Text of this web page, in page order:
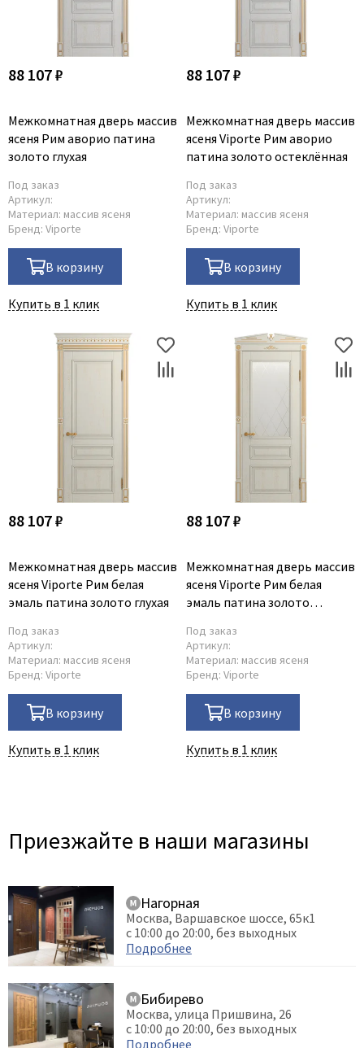
88 107 ₽
Межкомнатная дверь массив
ясеня Рим аворио патина
золото глухая
Под заказ
Артикул:
Материал: массив ясеня
Бренд: Viporte
В корзину
Купить в 1 клик
88 107 ₽
Межкомнатная дверь массив
ясеня Viporte Рим аворио
патина золото остеклённая
Под заказ
Артикул:
Материал: массив ясеня
Бренд: Viporte
В корзину
Купить в 1 клик
88 107 ₽
Межкомнатная дверь массив
ясеня Viporte Рим белая
эмаль патина золото глухая
Под заказ
Артикул:
Материал: массив ясеня
Бренд: Viporte
В корзину
Купить в 1 клик
88 107 ₽
Межкомнатная дверь массив
ясеня Viporte Рим белая
эмаль патина золото
Под заказ
Артикул:
Материал: массив ясеня
Бренд: Viporte
В корзину
Купить в 1 клик
Приезжайте в наши магазины
Нагорная
Москва, Варшавское шоссе, 65к1
с 10:00 до 20:00, без выходных
Подробнее
Бибирево
Москва, улица Пришвина, 26
с 10:00 до 20:00, без выходных
Подробнее